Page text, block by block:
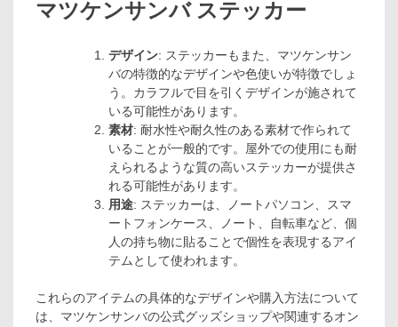
マツケンサンバ ステッカー
デザイン: ステッカーもまた、マツケンサン
バの特徴的なデザインや色使いが特徴でしょ
う。カラフルで目を引くデザインが施されて
いる可能性があります。
素材: 耐水性や耐久性のある素材で作られて
いることが一般的です。屋外での使用にも耐
えられるような質の高いステッカーが提供さ
れる可能性があります。
用途: ステッカーは、ノートパソコン、スマ
ートフォンケース、ノート、自転車など、個
人の持ち物に貼ることで個性を表現するアイ
テムとして使われます。
これらのアイテムの具体的なデザインや購入方法について
は、マツケンサンバの公式グッズショップや関連するオン